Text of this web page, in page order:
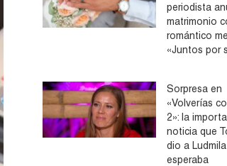
periodista
matrimonio
romántico
«Juntos por
Sorpresa en
«Volverías
2»: la
noticia que
dio a
esperaba